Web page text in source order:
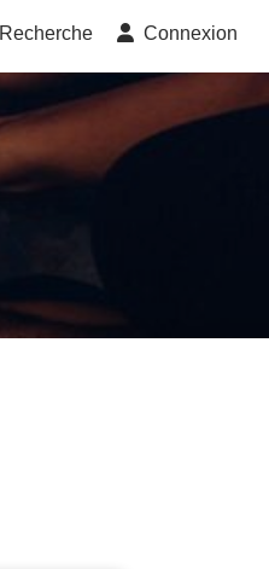
Recherche Connexion